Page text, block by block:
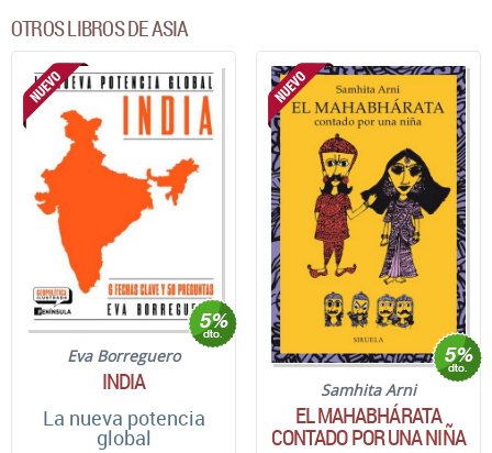
OTROS LIBROS DE ASIA
Eva Borreguero
INDIA
La nueva potencia
global
Samhita Arni
EL MAHABHÁRATA
CONTADO POR UNA NIÑA